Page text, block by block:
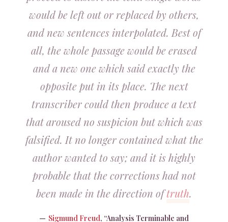
would be left out or replaced by others,
and new sentences interpolated. Best of
all, the whole passage would be erased
and a new one which said exactly the
opposite put in its place. The next
transcriber could then produce a text
that aroused no suspicion but which was
falsified. It no longer contained what the
author wanted to say; and it is highly
probable that the corrections had not
been made in the direction oftruth.
Sigmund Freud, “Analysis Terminable and